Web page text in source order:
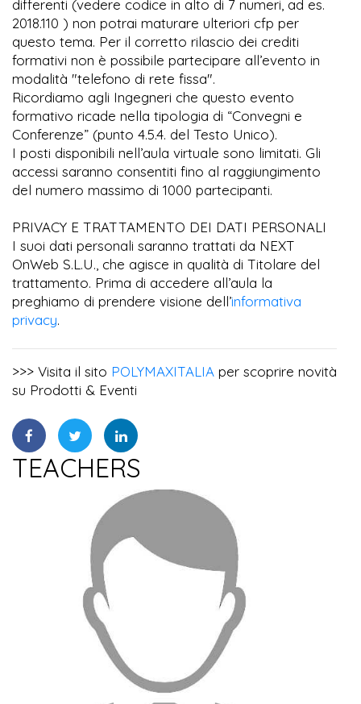
differenti (vedere codice in alto di 7 numeri, ad es.
2018.110 ) non potrai maturare ulteriori cfp per
questo tema. Per il corretto rilascio dei crediti
formativi non è possibile partecipare all’evento in
modalità "telefono di rete fissa".
Ricordiamo agli Ingegneri che questo evento
formativo ricade nella tipologia di “Convegni e
Conferenze” (punto 4.5.4. del Testo Unico).
I posti disponibili nell’aula virtuale sono limitati. Gli
accessi saranno consentiti fino al raggiungimento
del numero massimo di 1000 partecipanti.
PRIVACY E TRATTAMENTO DEI DATI PERSONALI
I suoi dati personali saranno trattati da NEXT
OnWeb S.L.U., che agisce in qualità di Titolare del
trattamento. Prima di accedere all’aula la
preghiamo di prendere visione dell’informativa
privacy.
>>> Visita il sito POLYMAXITALIA per scoprire novità
su Prodotti & Eventi
TEACHERS